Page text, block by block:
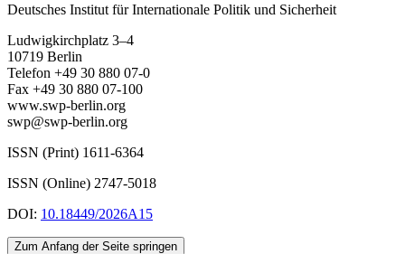
Deutsches Institut für Internationale Politik und Sicherheit
Ludwigkirchplatz 3–4
10719 Berlin
Telefon +49 30 880 07-0
Fax +49 30 880 07-100
www.swp-berlin.org
swp@swp-berlin.org
ISSN (Print) 1611-6364
ISSN (Online) 2747-5018
DOI: 10.18449/2026A15
Zum Anfang der Seite springen